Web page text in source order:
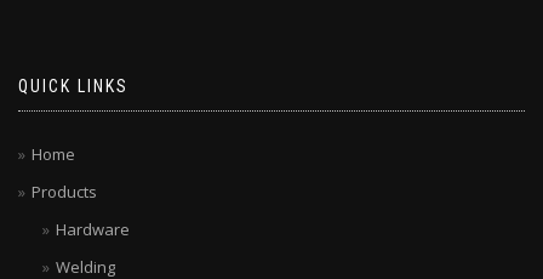
QUICK LINKS
Home
Products
Hardware
Welding